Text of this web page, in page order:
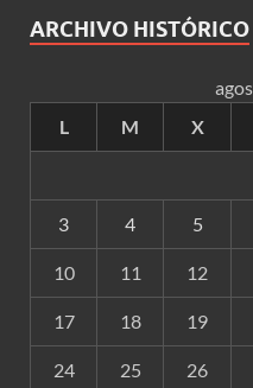
ARCHIVO HISTÓRICO
L
M X
3 4 5
10 11 12
17 18 19
24 25 26